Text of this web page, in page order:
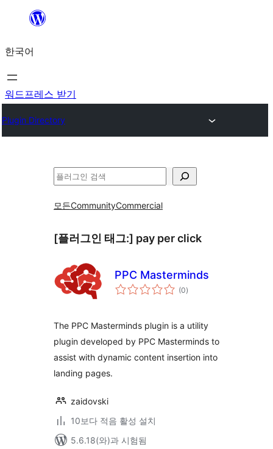
츠
로
바
가
한국어
워드프레스 받기
Plugin Directory
검
모든CommunityCommercial
[플러그인 태그:] pay per click
PPC Masterminds
(0전
체)
The PPC Masterminds plugin is a utility
plugin developed by PPC Masterminds to
assist with dynamic content insertion into
landing pages.
zaidovski
10보다 적음 활성 설치
5.6.18(와)과 시험됨